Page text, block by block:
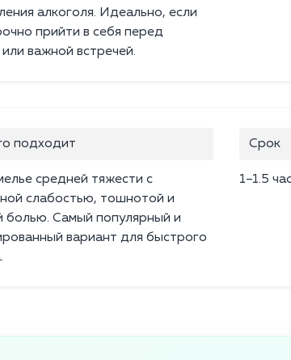
алкоголя. Идеально, если
прийти в себя перед
важной встречей.
подходит
средней тяжести с
слабостью, тошнотой и
болью. Самый популярный и
вариант для быстрого
Срок
1–1.5